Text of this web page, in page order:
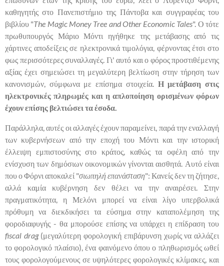
καθηγητής στο Πανεπιστήμιο της Πάντοβα και συγγραφέας του
βιβλίου "The Magic Money Tree and Other Economic Tales". Ο τότε
πρωθυπουργός Μάριο Μόντι ηγήθηκε της μετάβασης από τις
χάρτινες αποδείξεις σε ηλεκτρονικά τιμολόγια, φέρνοντας έτσι στο
φως περισσότερες συναλλαγές. Γι' αυτό και ο φόρος προστιθέμενης
αξίας έχει σημειώσει τη μεγαλύτερη βελτίωση στην τήρηση των
κανονισμών, σύμφωνα με επίσημα στοιχεία. Η μετάβαση στις
ηλεκτρονικές πληρωμές και η απλοποίηση ορισμένων φόρων
έχουν επίσης βελτιώσει τα έσοδα.
Παράλληλα, αυτές οι αλλαγές έχουν παραμείνει, παρά την εναλλαγή
των κυβερνήσεων από την εποχή του Μόντι και την ιστορική
έλλειψη εμπιστοσύνης στο κράτος, καθώς τα οφέλη από την
ενίσχυση των δημόσιων οικονομικών γίνονται αισθητά. Αυτό είναι
που ο Φόρνι αποκαλεί "σιωπηλή επανάσταση": Κανείς δεν τη ζήτησε,
αλλά καμία κυβέρνηση δεν θέλει να την αναιρέσει. Στην
πραγματικότητα, η Μελόνι μπορεί να είναι λίγο υπερβολικά
πρόθυμη να διεκδικήσει τα εύσημα στην καταπολέμηση της
φοροδιαφυγής - θα μπορούσε επίσης να υπάρχει η επίδραση του
fiscal drag(μεγαλύτερη φορολογική επιβάρυνση χωρίς να αλλάζει
το φορολογικό πλαίσιο), ένα φαινόμενο όπου ο πληθωρισμός ωθεί
τους φορολογούμενους σε υψηλότερες φορολογικές κλίμακες, και